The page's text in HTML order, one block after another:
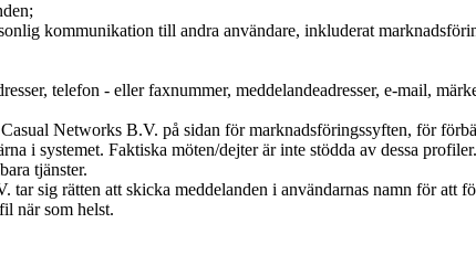
kommunikation till andra användare, inkluderat
telefon - eller faxnummer, meddelandeadresser, e-mail,
Networks B.V. på sidan för marknadsföringssyften, för
i systemet. Faktiska möten/dejter är inte stödda av dessa
tjänster.
sig rätten att skicka meddelanden i användarnas namn för att
när som helst.